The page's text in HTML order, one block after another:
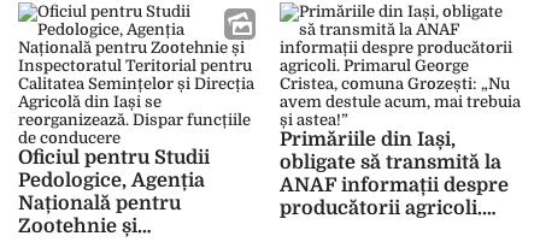
electrice
joc”
Oficiul pentru Studii
Pedologice, Agenția
Națională pentru
Zootehnie și
Primăriile din Iași,
obligate să transmită la
ANAF informații despre
producătorii agricoli.